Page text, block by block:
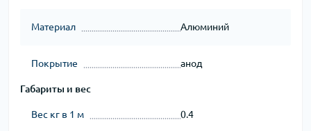
Материал Алюминий
Покрытие анод
Габариты и вес
Вес кг в 1 м 0.4